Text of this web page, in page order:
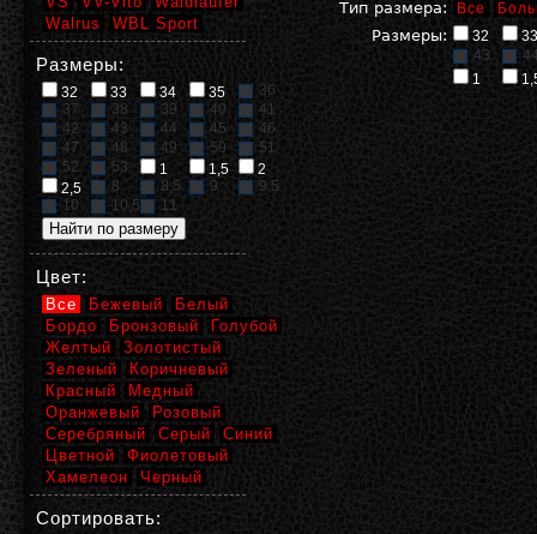
Тип размера:
Все
Размеры: 32
33
43
1
Walrus
WBL Sport
Размеры:
32 33 34 35
36
37
38 39 40
41
42
43 44 45
46
47
48 49 50
51
52
53 1 1,5
2
2,5
8 8,5 9
9,5
10
10,5 11
Цвет:
Все Бежевый
Белый
Бордо
Бронзовый
Голубой
Желтый
Золотистый
Зеленый
Коричневый
Красный
Медный
Оранжевый
Розовый
Серебряный
Серый
Синий
Цветной
Фиолетовый
Хамелеон
Черный
Сортировать: